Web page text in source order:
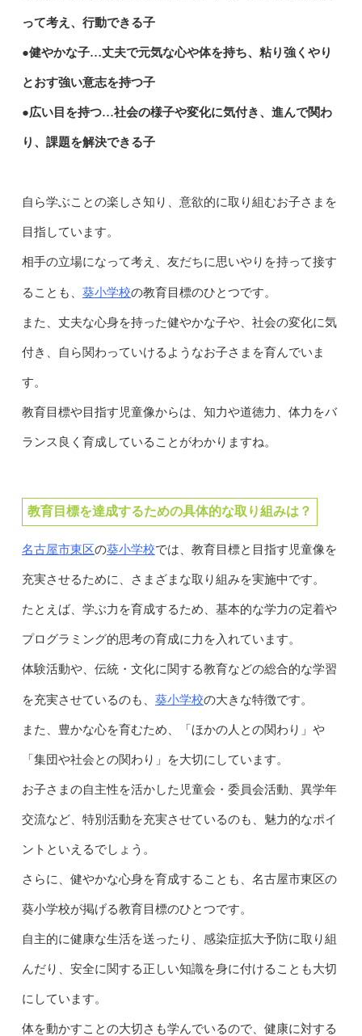
って考え、行動できる子
●健やかな子…丈夫で元気な心や体を持ち、粘り強くやり
とおす強い意志を持つ子
●広い目を持つ…社会の様子や変化に気付き、進んで関わ
り、課題を解決できる子
自ら学ぶことの楽しさ知り、意欲的に取り組むお子さまを
目指しています。
相手の立場になって考え、友だちに思いやりを持って接す
ることも、 葵小学校の教育目標のひとつです。
また、丈夫な心身を持った健やかな子や、社会の変化に気
付き、自ら関わっていけるようなお子さまを育んでいま
す。
教育目標や目指す児童像からは、知力や道徳力、体力をバ
ランス良く育成していることがわかりますね。
教育目標を達成するための具体的な取り組みは？
名古屋市東区の葵小学校では、教育目標と目指す児童像を
充実させるために、さまざまな取り組みを実施中です。
たとえば、学ぶ力を育成するため、基本的な学力の定着や
プログラミング的思考の育成に力を入れています。
体験活動や、伝統・文化に関する教育などの総合的な学習
を充実させているのも、 葵小学校の大きな特徴です。
また、豊かな心を育むため、「ほかの人との関わり」や
「集団や社会との関わり」を大切にしています。
お子さまの自主性を活かした児童会・委員会活動、異学年
交流など、特別活動を充実させているのも、魅力的なポイ
ントといえるでしょう。
さらに、健やかな心身を育成することも、名古屋市東区の
葵小学校が掲げる教育目標のひとつです。
自主的に健康な生活を送ったり、感染症拡大予防に取り組
んだり、安全に関する正しい知識を身に付けることも大切
にしています。
体を動かすことの大切さも学んでいるので、健康に対する